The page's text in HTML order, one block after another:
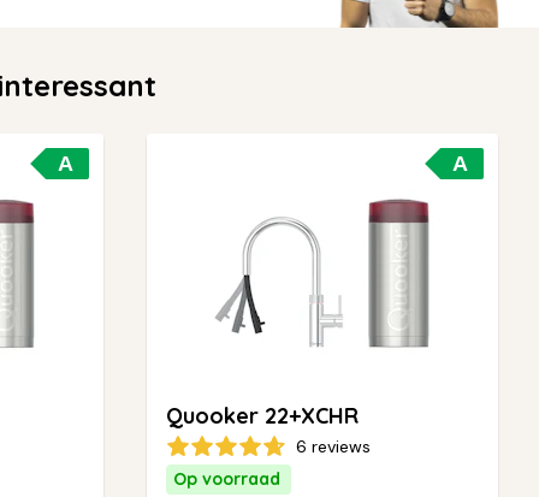
A A
Quooker 22+XCHR
6 reviews
Op voorraad